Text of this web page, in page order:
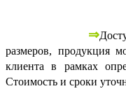
⇒
размеров, продукция
клиента в рамках
Стоимость и сроки